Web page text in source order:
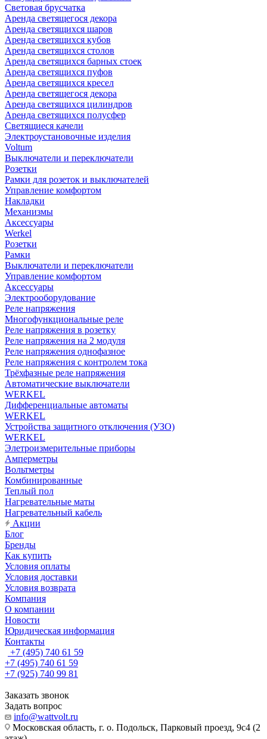
Световая брусчатка
Аренда светящегося декора
Аренда светящихся шаров
Аренда светящихся кубов
Аренда светящихся столов
Аренда светящихся барных стоек
Аренда светящихся пуфов
Аренда светящихся кресел
Аренда светящегося декора
Аренда светящихся цилиндров
Аренда светящихся полусфер
Светящиеся качели
Электроустановочные изделия
Voltum
Выключатели и переключатели
Розетки
Рамки для розеток и выключателей
Управление комфортом
Накладки
Механизмы
Аксессуары
Werkel
Розетки
Рамки
Выключатели и переключатели
Управление комфортом
Аксессуары
Электрооборудование
Реле напряжения
Многофункциональные реле
Реле напряжения в розетку
Реле напряжения на 2 модуля
Реле напряжения однофазное
Реле напряжения с контролем тока
Трёхфазные реле напряжения
Автоматические выключатели
WERKEL
Дифференциальные автоматы
WERKEL
Устройства защитного отключения (УЗО)
WERKEL
Элетроизмерительные приборы
Амперметры
Вольтметры
Комбинированные
Теплый пол
Нагревательные маты
Нагревательный кабель
Акции
Блог
Бренды
Как купить
Условия оплаты
Условия доставки
Условия возврата
Компания
О компании
Новости
Юридическая информация
Контакты
+7 (495) 740 61 59
+7 (495) 740 61 59
+7 (925) 740 99 81
Заказать звонок
Задать вопрос
info@wattvolt.ru
Московская область, г. о. Подольск, Парковый проезд, 9с4 (2